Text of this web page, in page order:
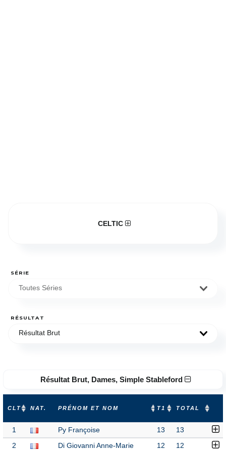
CELTIC
SÉRIE
Toutes Séries
RÉSULTAT
Résultat Brut
Résultat Brut, Dames, Simple Stableford
CLT NAT. PRÉNOM ET NOM T1 TOTAL
1 Py Françoise 13 13
2 Di Giovanni Anne-Marie 12 12